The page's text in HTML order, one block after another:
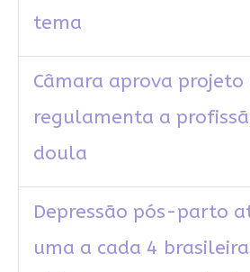
tema
Câmara aprova projeto
regulamenta a
doula
Depressão pós-parto
uma a cada 4